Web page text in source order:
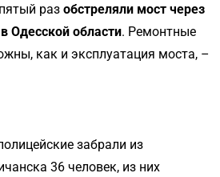
раз обстреляли мост через
Одесской области. Ремонтные
как и эксплуатация моста, –
забрали из
36 человек, из них